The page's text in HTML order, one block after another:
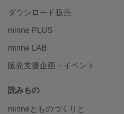
ダウンロード販売
minne PLUS
minne LAB
販売支援企画・イベント
読みもの
minneとものづくりと